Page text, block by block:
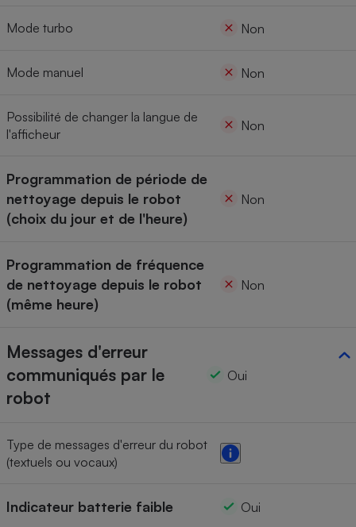
Mode turbo Non
Mode manuel Non
Possibilité de changer la langue de
l'afficheur
Non
Programmation de période de
nettoyage depuis le robot
(choix du jour et de l'heure)
Non
Programmation de fréquence
de nettoyage depuis le robot
(même heure)
Non
Messages d'erreur
communiqués par le
robot
Oui
Type de messages d'erreur du robot
(textuels ou vocaux)
Indicateur batterie faible Oui